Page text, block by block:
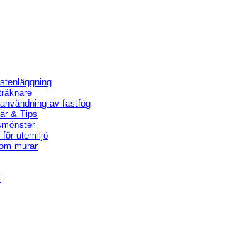
av fastfog
& Tips
för utemiljö
murar